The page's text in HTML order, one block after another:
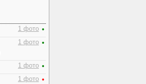
1 фото •
1 фото •
1 фото •
1 фото •